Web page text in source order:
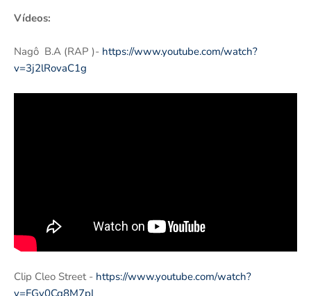
Vídeos:
Nagô B.A (RAP )- https://www.youtube.com/watch?
v=3j2lRovaC1g
Clip Cleo Street - https://www.youtube.com/watch?